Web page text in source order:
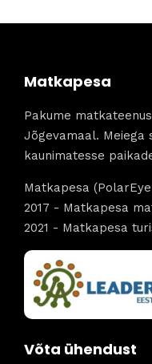
Matkapesa
Pakume
Jõgevamaal. Meiega
kaunimatesse
Matkapesa
2017 - Matkapesa
2021 - Matkapesa
Võta ühendust